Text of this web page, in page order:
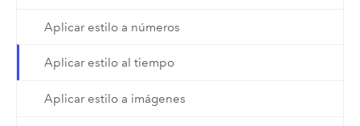
Aplicar estilo a números
Aplicar estilo al tiempo
Aplicar estilo a imágenes